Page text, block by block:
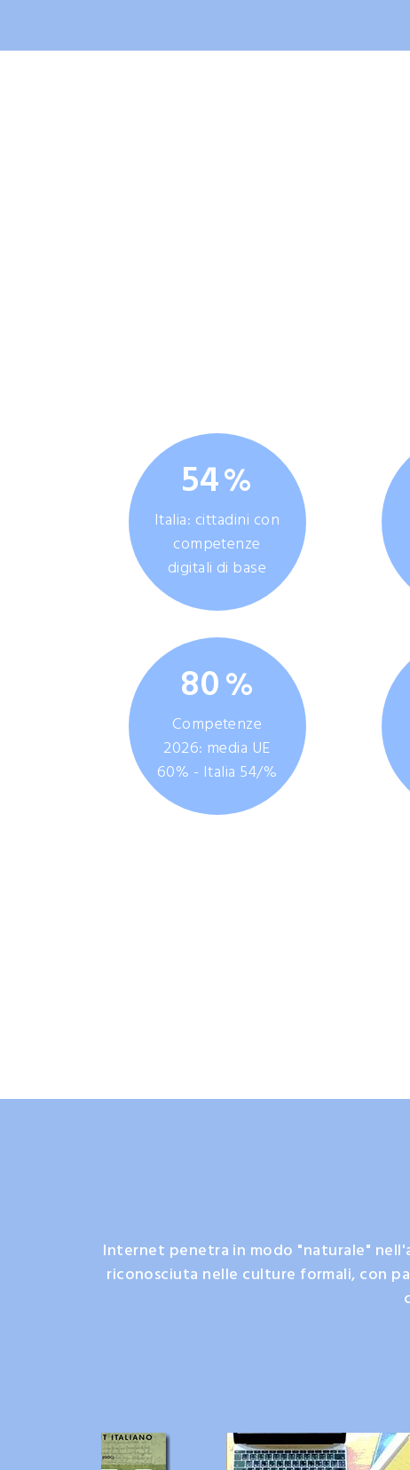
54%
Italia: cittadini con
competenze
digitali di base
80%
Competenze
2026: media UE
60% - Italia 54/%
Internet penetra in modo "naturale"
riconosciuta nelle culture formali, con